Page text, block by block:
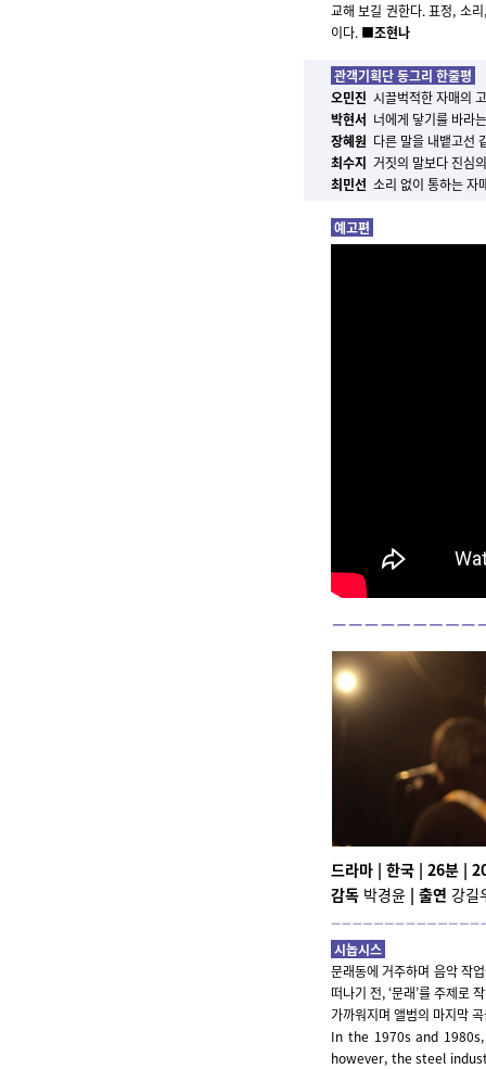
교해 보길 권한다. 표정, 소
이다. ■조현나
관객기획단 동그리 한줄평
오민진 시끌벅적한 자매의
박현서 너에게 닿기를 바라
장혜원 다른 말을 내뱉고선
최수지 거짓의 말보다 진심
최민선 소리 없이 통하는 자
예고편
드라마 | 한국 | 26분 |
감독 박경윤 | 출연 강길
시놉시스
문래동에 거주하며 음악 작
떠나기 전, ‘문래’를 주제로
가까워지며 앨범의 마지막
In the 1970s and
however, the steel